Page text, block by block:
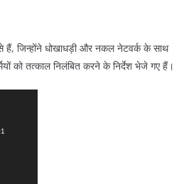
हैं, जिन्होंने धोखाधड़ी और नकल नेटवर्क के साथ
को तत्काल निलंबित करने के निर्देश भेजे गए हैं।